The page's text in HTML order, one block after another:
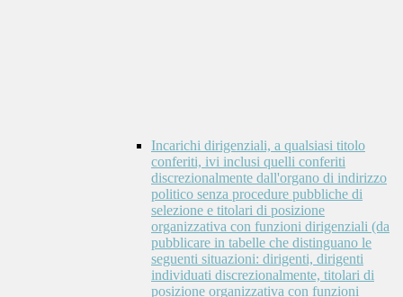
Incarichi dirigenziali, a qualsiasi titolo
conferiti, ivi inclusi quelli conferiti
discrezionalmente dall'organo di indirizzo
politico senza procedure pubbliche di
selezione e titolari di posizione
organizzativa con funzioni dirigenziali (da
pubblicare in tabelle che distinguano le
seguenti situazioni: dirigenti, dirigenti
individuati discrezionalmente, titolari di
posizione organizzativa con funzioni